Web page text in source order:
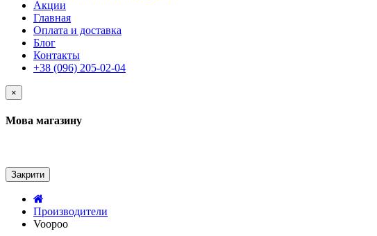
Акции
Главная
Оплата и доставка
Блог
Контакты
+38 (096) 205-02-04
×
Мова магазину
Закрити
Производители
Voopoo